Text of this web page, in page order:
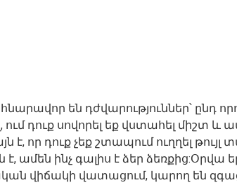
են դժվարություններ՝ ընդ
ում դուք սովորել եք վստահել միշտ և
է, որ դուք չեք շտապում ուղղել թույլ
է, ամեն ինչ գալիս է ձեր ձեռքից:Օրվա
վիճակի վատացում, կարող են